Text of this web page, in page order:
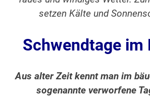
setzen Kälte und
Schwendtage im
Aus alter Zeit kennt man im
sogenannte verworfene